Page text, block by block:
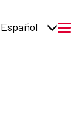
Español